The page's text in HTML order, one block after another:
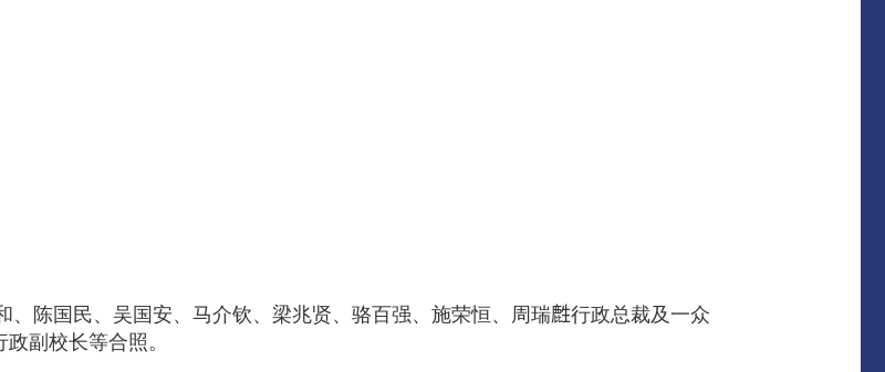
陈国民、吴国安、马介钦、梁兆贤、骆百强、施荣恒、周瑞𪊟行政总裁及一众
副校长等合照。